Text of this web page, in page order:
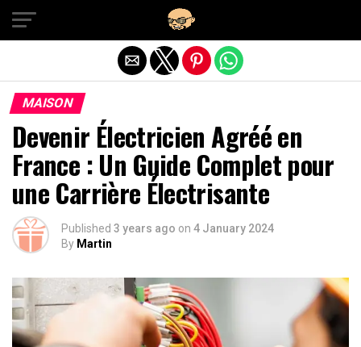
MAISON
Devenir Électricien Agréé en
France : Un Guide Complet pour
une Carrière Électrisante
Published 3 years ago on 4 January 2024
By Martin
Exit mobile version